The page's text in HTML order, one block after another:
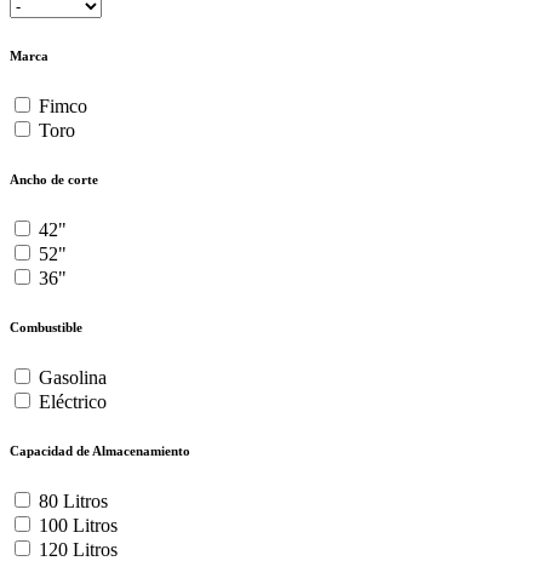
Marca
Fimco
Toro
Ancho de corte
42"
52"
36"
Combustible
Gasolina
Eléctrico
Capacidad de Almacenamiento
80 Litros
100 Litros
120 Litros